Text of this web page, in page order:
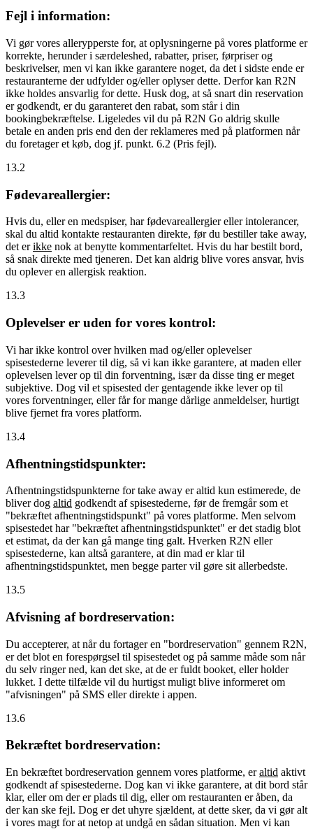
Fejl i information:
Vi gør vores allerypperste for, at oplysningerne på vores platforme er
korrekte, herunder i særdeleshed, rabatter, priser, førpriser og
beskrivelser, men vi kan ikke garantere noget, da det i sidste ende er
restauranterne der udfylder og/eller oplyser dette. Derfor kan R2N
ikke holdes ansvarlig for dette. Husk dog, at så snart din reservation
er godkendt, er du garanteret den rabat, som står i din
bookingbekræftelse. Ligeledes vil du på R2N Go aldrig skulle
betale en anden pris end den der reklameres med på platformen når
du foretager et køb, dog jf. punkt. 6.2 (Pris fejl).
13.2
Fødevareallergier:
Hvis du, eller en medspiser, har fødevareallergier eller intolerancer,
skal du altid kontakte restauranten direkte, før du bestiller take away,
det erikke nok at benytte kommentarfeltet. Hvis du har bestilt bord,
så snak direkte med tjeneren. Det kan aldrig blive vores ansvar, hvis
du oplever en allergisk reaktion.
13.3
Oplevelser er uden for vores kontrol:
Vi har ikke kontrol over hvilken mad og/eller oplevelser
spisestederne leverer til dig, så vi kan ikke garantere, at maden eller
oplevelsen lever op til din forventning, især da disse ting er meget
subjektive. Dog vil et spisested der gentagende ikke lever op til
vores forventninger, eller får for mange dårlige anmeldelser, hurtigt
blive fjernet fra vores platform.
13.4
Afhentningstidspunkter:
Afhentningstidspunkterne for take away er altid kun estimerede, de
bliver dog altid godkendt af spisestederne, før de fremgår som et
"bekræftet afhentningstidspunkt" på vores platforme. Men selvom
spisestedet har "bekræftet afhentningstidspunktet" er det stadig blot
et estimat, da der kan gå mange ting galt. Hverken R2N eller
spisestederne, kan altså garantere, at din mad er klar til
afhentningstidspunktet, men begge parter vil gøre sit allerbedste.
13.5
Afvisning af bordreservation:
Du accepterer, at når du fortager en "bordreservation" gennem R2N,
er det blot en forespørgsel til spisestedet og på samme måde som når
du selv ringer ned, kan det ske, at de er fuldt booket, eller holder
lukket. I dette tilfælde vil du hurtigst muligt blive informeret om
"afvisningen" på SMS eller direkte i appen.
13.6
Bekræftet bordreservation:
En bekræftet bordreservation gennem vores platforme, eraltid aktivt
godkendt af spisestederne. Dog kan vi ikke garantere, at dit bord står
klar, eller om der er plads til dig, eller om restauranten er åben, da
der kan ske fejl. Dog er det uhyre sjældent, at dette sker, da vi gør alt
i vores magt for at netop at undgå en sådan situation. Men vi kan